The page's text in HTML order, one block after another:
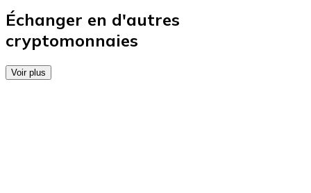
Achetez des cartes-cadeaux de vos marques
Aller à la boutique de cartes-cadeaux
Échanger en d'autres
cryptomonnaies
Voir plus